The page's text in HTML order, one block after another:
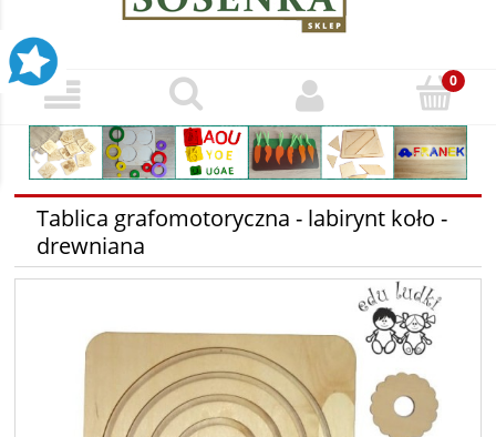
Tablica grafomotoryczna - labirynt koło -
drewniana